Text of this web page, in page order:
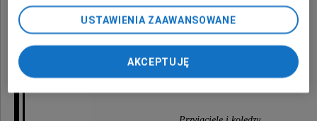
Msza św. i pogrzeb odbędą się w dniu
10 stycznia 2025 roku o godzinie 10.20
na cmentarzu Rakowickim w Krakowie
ponownie wywołując narzędzie do zarządzania Twoimi
preferencjami dot. przetwarzania danych poprzez
odnośnik „Ustawienia prywatności” w stopce serwisu i
przechodząc do sekcji „Ustawienia zaawansowane”.
Zmiana ustawień plików cookie możliwa jest także za
My, nasi Zaufani Partnerzy i Agora S.A. możemy
USTAWIENIA ZAAWANSOWANE
AKCEPTUJĘ